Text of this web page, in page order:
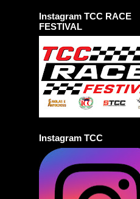
Instagram TCC RACE
FESTIVAL
Instagram TCC